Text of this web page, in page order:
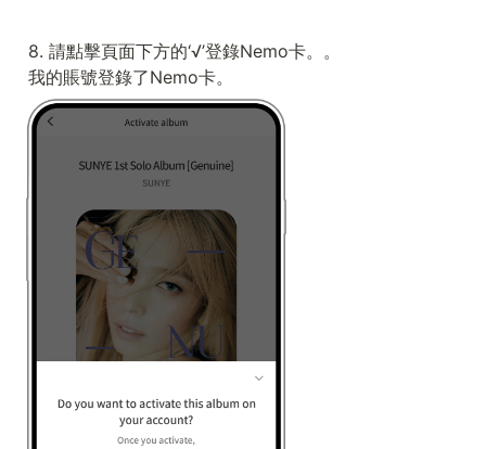
8. 請點擊頁面下方的‘√’登錄Nemo卡。。
我的賬號登錄了Nemo卡。